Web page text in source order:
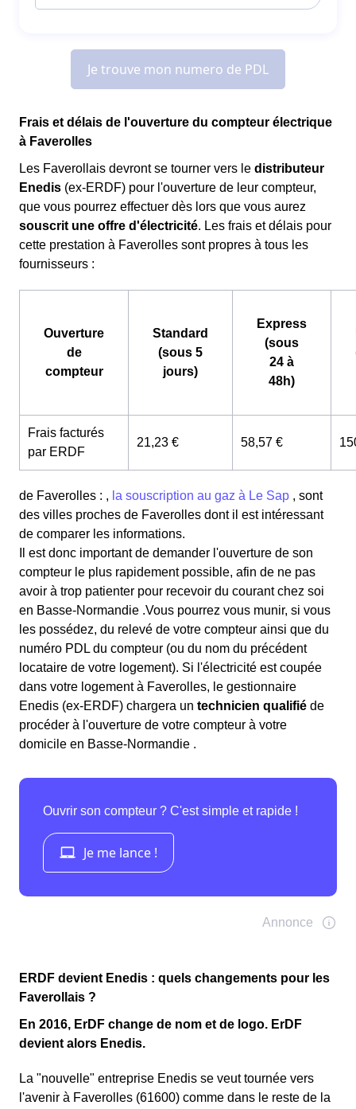
Frais et délais de l'ouverture du compteur électrique
à Faverolles
Les Faverollais devront se tourner vers le distributeur
Enedis (ex-ERDF) pour l'ouverture de leur compteur,
que vous pourrez effectuer dès lors que vous aurez
souscrit une offre d'électricité. Les frais et délais pour
cette prestation à Faverolles sont propres à tous les
fournisseurs :
Ouverture
de
compteur
Standard
(sous 5
jours)
Express
(sous
24 à
48h)
Frais facturés
par ERDF
21,23 € 58,57 €
de Faverolles : , la souscription au gaz à Le Sap , sont
des villes proches de Faverolles dont il est intéressant
de comparer les informations.
Il est donc important de demander l'ouverture de son
compteur le plus rapidement possible, afin de ne pas
avoir à trop patienter pour recevoir du courant chez soi
en Basse-Normandie .Vous pourrez vous munir, si vous
les possédez, du relevé de votre compteur ainsi que du
numéro PDL du compteur (ou du nom du précédent
locataire de votre logement). Si l'électricité est coupée
dans votre logement à Faverolles, le gestionnaire
Enedis (ex-ERDF) chargera un technicien qualifié de
procéder à l'ouverture de votre compteur à votre
domicile en Basse-Normandie .
ERDF devient Enedis : quels changements pour les
Faverollais ?
En 2016, ErDF change de nom et de logo. ErDF
devient alors Enedis.
La "nouvelle" entreprise Enedis se veut tournée vers
l'avenir à Faverolles (61600) comme dans le reste de la